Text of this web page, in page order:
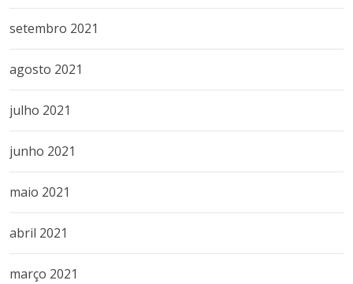
setembro 2021
agosto 2021
julho 2021
junho 2021
maio 2021
abril 2021
março 2021